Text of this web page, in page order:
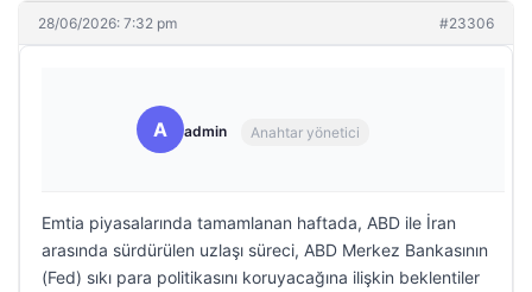
28/06/2026: 7:32 pm #23306
A admin Anahtar yönetici
Emtia piyasalarında tamamlanan haftada, ABD ile İran
arasında sürdürülen uzlaşı süreci, ABD Merkez Bankasının
(Fed) sıkı para politikasını koruyacağına ilişkin beklentiler